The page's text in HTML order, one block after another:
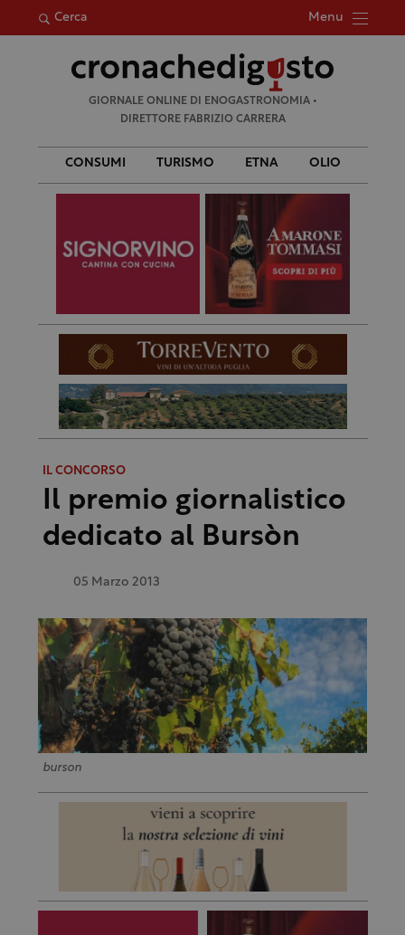
Cerca Menu
per:
GIORNALE ONLINE DI ENOGASTRONOMIA •
DIRETTORE FABRIZIO CARRERA
CONSUMI TURISMO ETNA OLIO
IL CONCORSO
Il premio giornalistico
dedicato al Bursòn
05 Marzo 2013
burson